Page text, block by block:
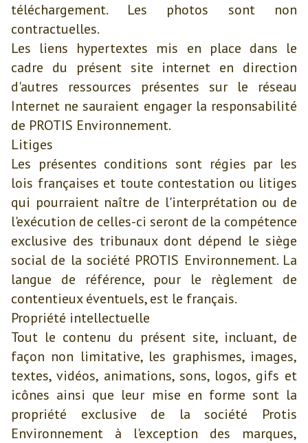
téléchargement. Les photos sont non
contractuelles.
Les liens hypertextes mis en place dans le
cadre du présent site internet en direction
d'autres ressources présentes sur le réseau
Internet ne sauraient engager la responsabilité
de PROTIS Environnement.
Litiges
Les présentes conditions sont régies par les
lois françaises et toute contestation ou litiges
qui pourraient naître de l'interprétation ou de
l'exécution de celles-ci seront de la compétence
exclusive des tribunaux dont dépend le siège
social de la société PROTIS Environnement. La
langue de référence, pour le règlement de
contentieux éventuels, est le français.
Propriété intellectuelle
Tout le contenu du présent site, incluant, de
façon non limitative, les graphismes, images,
textes, vidéos, animations, sons, logos, gifs et
icônes ainsi que leur mise en forme sont la
propriété exclusive de la société Protis
Environnement à l'exception des marques,